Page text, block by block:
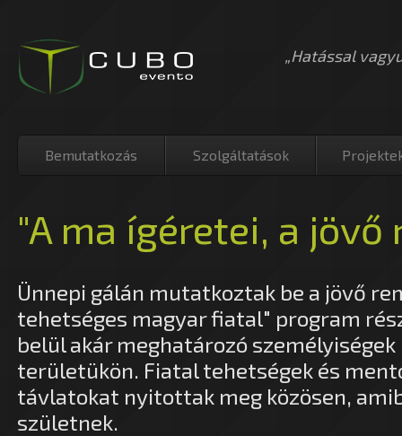
„Hatással
Bemutatkozás Szolgáltatások
"A ma ígéretei, a jövő
Ünnepi gálán mutatkoztak be a jövő
tehetséges magyar fiatal" program
belül akár meghatározó
területükön. Fiatal tehetségek és
távlatokat nyitottak meg közösen,
születnek.